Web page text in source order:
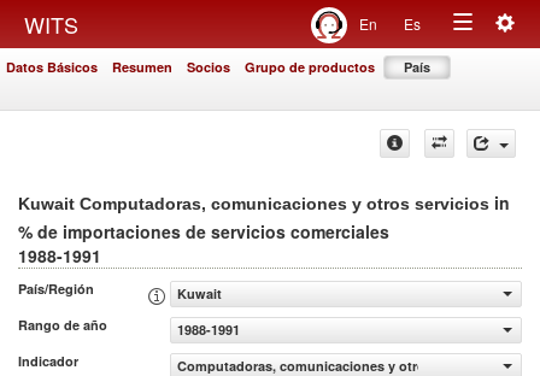
WITS En Es
Toggle
Datos Básicos Resumen Socios Grupo de productos País
Kuwait Computadoras, comunicaciones y otros servicios in
% de importaciones de servicios comerciales
1988-1991
País/Región
Kuwait
Rango de año
1988-1991
Indicador
Computadoras, comunicaciones y otros servicios (%